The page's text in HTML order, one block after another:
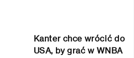
Kanter chce wrócić do
USA, by grać w WNBA